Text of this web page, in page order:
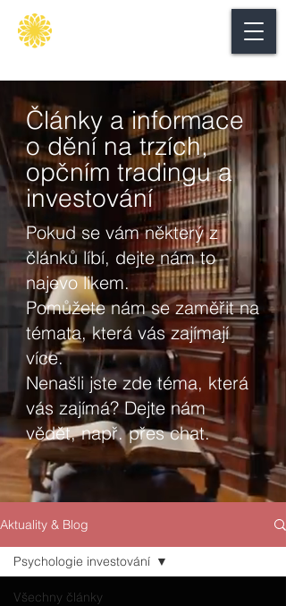
Články a informace
o dění na trzích,
opčním tradingu a
investování
Pokud se vám některý z
článků líbí, dejte nám to
najevo likem.
Pomůžete nám se zaměřit na
témata, která vás zajímají
více.
Nenašli jste zde téma, která
vás zajímá? Dejte nám
vědět, např. přes chat.
Aktuality & Blog
Všechny články
Psychologie investování